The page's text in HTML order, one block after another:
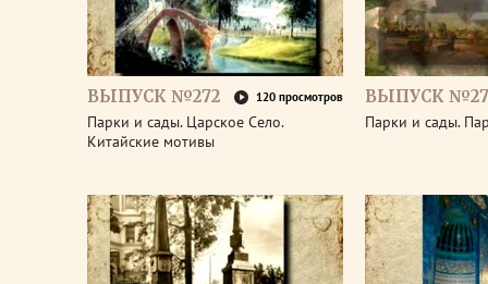
ВЫПУСК №272 120 просмотров
Парки и сады. Царское Село.
Китайские мотивы
ВЫПУСК
Парки и сады.